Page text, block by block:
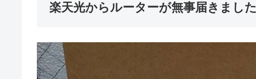
楽天光からルーターが無事届きました